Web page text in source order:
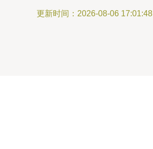
更新时间：2026-08-06 17:01:48